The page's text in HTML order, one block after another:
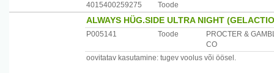
4015400259275 Toode
ALWAYS HÜG.SIDE ULTRA NIGHT
P005141 Toode
PROCTER &
CO
oovitatav kasutamine: tugev voolus või öösel.